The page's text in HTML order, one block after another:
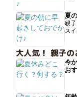
夏
親
ス
大人気！ 親子
今
お